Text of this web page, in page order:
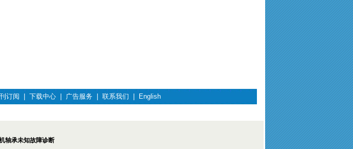
订阅 下载中心 广告服务 联系我们 English
轴承未知故障诊断